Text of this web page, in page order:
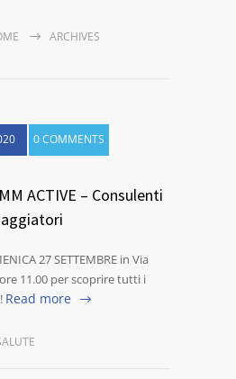
ARCHIVES
0 COMMENTS
ACTIVE – Consulenti
27 SETTEMBRE in Via
11.00 per scoprire tutti i
Read more